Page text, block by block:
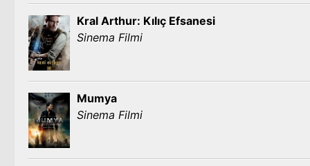
Kral Arthur: Kılıç Efsanesi
Sinema Filmi
Mumya
Sinema Filmi